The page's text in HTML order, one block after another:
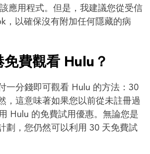
應用程式。但是，我建議您從受信
，以確保沒有附加任何隱藏的病
費觀看 Hulu？
一分錢即可觀看 Hulu 的方法：30
，這意味著如果您以前從未註冊過
Hulu 的免費試用優惠。無論您是
劃，您仍然可以利用 30 天免費試